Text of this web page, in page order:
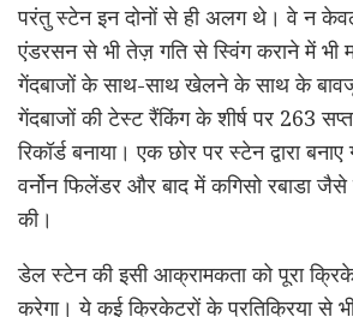
परंतु स्टेन इन दोनों से ही अलग थे। वे न
एंडरसन से भी तेज़ गति से स्विंग कराने में भी
गेंदबाजों के साथ-साथ खेलने के साथ के
गेंदबाजों की टेस्ट रैंकिंग के शीर्ष पर 263
रिकॉर्ड बनाया। एक छोर पर स्टेन द्वारा
वर्नोन फिलेंडर और बाद में कगिसो रबाडा
की।
डेल स्टेन की इसी आक्रामकता को पूरा
करेगा। ये कई क्रिकेटरों के प्रतिक्रिया से